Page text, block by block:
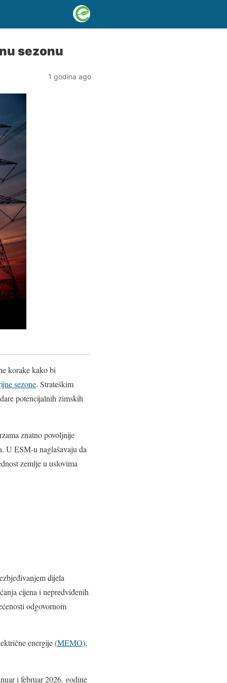
sezonu
1 godina ago
korake kako bi
sezone. Strateškim
potencijalnih zimskih
znatno povoljnije
U ESM-u naglašavaju da
zemlje u uslovima
dijela
cijena i nepredviđenih
odgovornom
energije (MEMO),
i februar 2026. godine